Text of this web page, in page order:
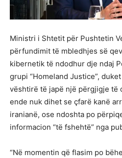
Ministri i Shtetit për Pushtetin
përfundimit të mbledhjes së
kibernetik të ndodhur dje ndaj
grupi “Homeland Justice”,
vështirë të japë një përgjigje të
ende nuk dihet se çfarë kanë
iranianë, ose ndoshta po
informacion “të fshehtë” nga
“Në momentin që flasim po